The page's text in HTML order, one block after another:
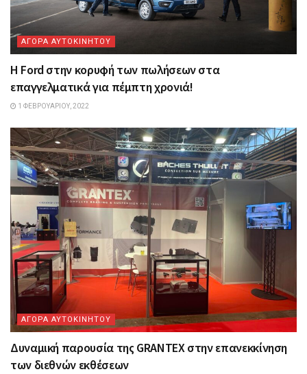
ΑΓΟΡΑ ΑΥΤΟΚΙΝΗΤΟΥ
Η Ford στην κορυφή των πωλήσεων στα
επαγγελματικά για πέμπτη χρονιά!
1 ΦΕΒΡΟΥΑΡΊΟΥ, 2022
ΑΓΟΡΑ ΑΥΤΟΚΙΝΗΤΟΥ
Δυναμική παρουσία της GRANTEX στην επανεκκίνηση
των διεθνών εκθέσεων